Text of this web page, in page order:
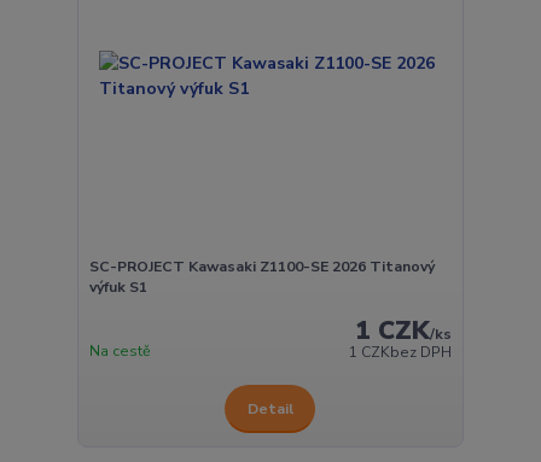
SC-PROJECT Kawasaki Z1100-SE 2026 Titanový
výfuk S1
1 CZK/ks
1 CZKbez DPH
Na cestě
Detail